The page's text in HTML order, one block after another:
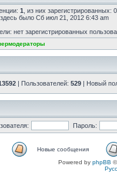
1 , из них
было Сб июл 21, 2012 6:43 am
нет зарегистрированных
| Пользователей: 529 | Новый
Пароль:
Новые сообщения
Powered by phpBB